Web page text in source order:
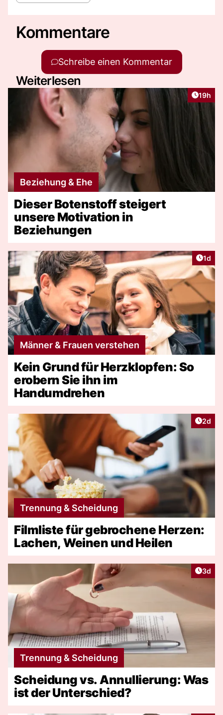
Kommentare
Schreibe einen Kommentar
Weiterlesen
Artikel
19h
Beziehung & Ehe
Dieser Botenstoff steigert
unsere Motivation in
Beziehungen
1d
Männer & Frauen verstehen
Kein Grund für Herzklopfen: So
erobern Sie ihn im
Handumdrehen
2d
Trennung & Scheidung
Filmliste für gebrochene Herzen:
Lachen, Weinen und Heilen
3d
Trennung & Scheidung
Scheidung vs. Annullierung: Was
ist der Unterschied?